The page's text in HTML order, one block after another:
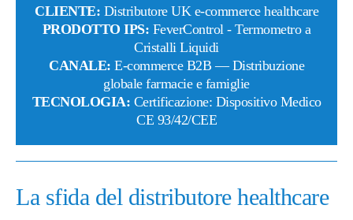
CLIENTE: Distributore UK e-commerce healthcare
PRODOTTO IPS: FeverControl - Termometro a
Cristalli Liquidi
CANALE: E-commerce B2B — Distribuzione
globale farmacie e famiglie
TECNOLOGIA: Certificazione: Dispositivo Medico
CE 93/42/CEE
La sfida del distributore healthcare